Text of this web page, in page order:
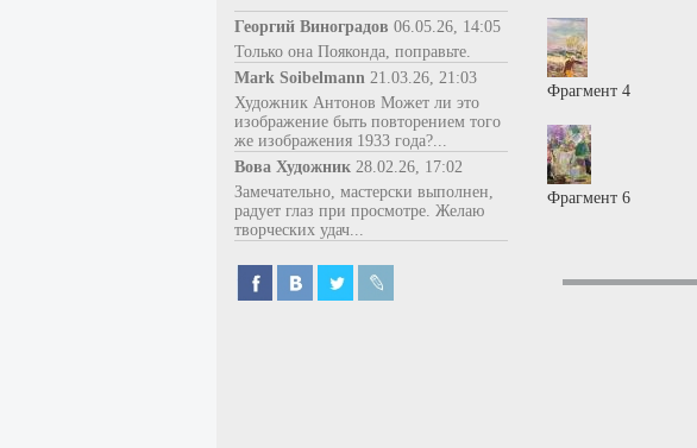
Георгий Виноградов 06.05.26, 14:05
Только она Пояконда, поправьте.
Mark Soibelmann 21.03.26, 21:03
Художник Антонов Может ли это
изображение быть повторением того
же изображения 1933 года?...
Вова Художник 28.02.26, 17:02
Замечательно, мастерски выполнен,
радует глаз при просмотре. Желаю
творческих удач...
Фрагмент 4
Фрагмент 6